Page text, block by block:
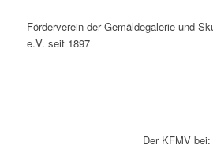
Förderverein der Gemäldegalerie und
e.V. seit 1897
Der KFMV bei: